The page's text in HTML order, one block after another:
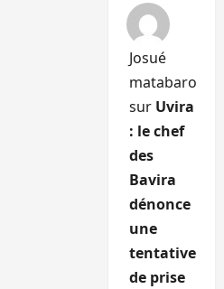
Josué
matabaro
sur Uvira
: le chef
des
Bavira
dénonce
une
tentative
de prise